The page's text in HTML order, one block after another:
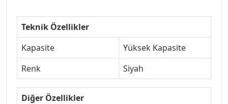
Teknik Özellikler
Kapasite
Yüksek Kapasite
Renk
Siyah
Diğer Özellikler